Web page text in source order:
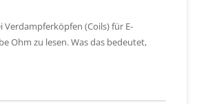
Verdampferköpfen (Coils) für E-
Ohm zu lesen. Was das bedeutet,